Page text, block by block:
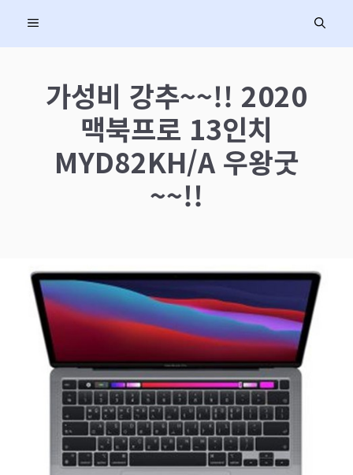
MENU
가성비 강추~~!! 2020
맥북프로 13인치
MYD82KH/A 우왕굿
~~!!